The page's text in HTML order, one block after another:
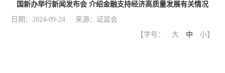
国新办举行新闻发布会 介绍金融支持经济高质量发展有关情况
日期：2024-09-24 来源：证监会
【字号：
大 中 小】